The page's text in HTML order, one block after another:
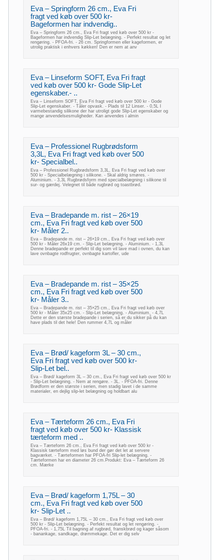
Eva – Springform 26 cm., Eva Fri
fragt ved køb over 500 kr-
Bageformen har indvendig..
Eva – Springform 26 cm., Eva Fri fragt ved køb over 500 kr -
Bageformen har indvendig Slip-Let belægning. - Perfekt resultat og let
rengøring. - PFOA-fri. - 26 cm. Springformen eller kageformen, er
utrolig praktisk i enhvers køkken! Den er nem at anv
Eva – Linseform SOFT, Eva Fri fragt
ved køb over 500 kr- Gode Slip-Let
egenskaber.- ..
Eva – Linseform SOFT, Eva Fri fragt ved køb over 500 kr - Gode
Slip-Let egenskaber. - Tåler opvask. - Plads til 12 Linser. - 0,5L I
varmebestandig silikone der har utroligt gode Slip-Let egenskaber og
mange anvendelsesmuligheder. Kan anvendes i almin
Eva – Professionel Rugbrødsform
3,3L, Eva Fri fragt ved køb over 500
kr- Specialbel..
Eva – Professionel Rugbrødsform 3,3L, Eva Fri fragt ved køb over
500 kr - Specialbelægning i silikone. - Skal aldrig smøres. -
Aluminium. - 3,3L Rugbrødsform med specialbelægning i silikone til
sur- og gærdej. Velegnet til både rugbrød og toastbrød.
Eva – Bradepande m. rist – 26×19
cm., Eva Fri fragt ved køb over 500
kr- Måler 2..
Eva – Bradepande m. rist – 26×19 cm., Eva Fri fragt ved køb over
500 kr - Måler 26x19 cm. - Slip-Let belægning. - Aluminium. - 1,3L
Denne bradepande er perfekt til dig som vil lave mad i ovnen, du kan
lave ovnbagte rodfrugter, ovnbagte kartofler, ude
Eva – Bradepande m. rist – 35×25
cm., Eva Fri fragt ved køb over 500
kr- Måler 3..
Eva – Bradepande m. rist – 35×25 cm., Eva Fri fragt ved køb over
500 kr - Måler 35x25 cm. - Slip-Let belægning. - Aluminium. - 4,7L
Dette er den største bradepande i serien, så er du sikker på du kan
have plads til det hele! Den rummer 4,7L og måler
Eva – Brød/ kageform 3L – 30 cm.,
Eva Fri fragt ved køb over 500 kr-
Slip-Let bel..
Eva – Brød/ kageform 3L – 30 cm., Eva Fri fragt ved køb over 500 kr
- Slip-Let belægning. - Nem at rengøre. - 3L. - PFOA-fri. Denne
Brødform er den største i serien, men stadig lavet i de samme
materialer, en dejlig slip-let belægning og holdbart alu
Eva – Tærteform 26 cm., Eva Fri
fragt ved køb over 500 kr- Klassisk
tærteform med ..
Eva – Tærteform 26 cm., Eva Fri fragt ved køb over 500 kr -
Klassisk tærteform med løs bund der gør det let at servere
bagværket. - Tærteformen har PFOA-fri Slip-let belægning. -
Tærteformen har en diameter 26 cm.Produkt: Eva – Tærteform 26
cm. Mærke
Eva – Brød/ kageform 1,75L – 30
cm., Eva Fri fragt ved køb over 500
kr- Slip-Let ..
Eva – Brød/ kageform 1,75L – 30 cm., Eva Fri fragt ved køb over
500 kr - Slip-Let belægning. - Perfekt resultat og let rengøring. -
PFOA-fri. - 1,75L Til bagning af rugbrød, franskbrød og kager såsom
- banankage, sandkage, drømmekage. Det er dig selv